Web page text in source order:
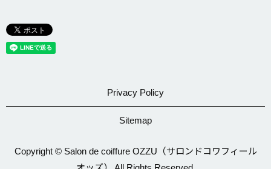
Privacy Policy
Sitemap
Copyright © Salon de coiffure OZZU（サロンドコワフィール